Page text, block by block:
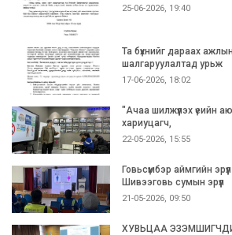
25-06-2026, 19:40
Та бүхнийг дараах
шалгаруулалтад урьж
17-06-2026, 18:02
"Ачаа шилжүүлэх үеийн
хариуцагч,
22-05-2026, 15:55
Говьсүмбэр аймгийн
Шивээговь сумын эрүүл
21-05-2026, 09:50
ХУВЬЦАА